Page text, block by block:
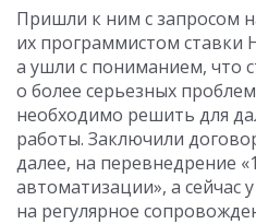
Пришли к ним с запросом
их программистом ставки
а ушли с пониманием, что
о более серьезных
необходимо решить для
работы. Заключили
далее, на перевнедрение
автоматизации», а сейчас
на регулярное